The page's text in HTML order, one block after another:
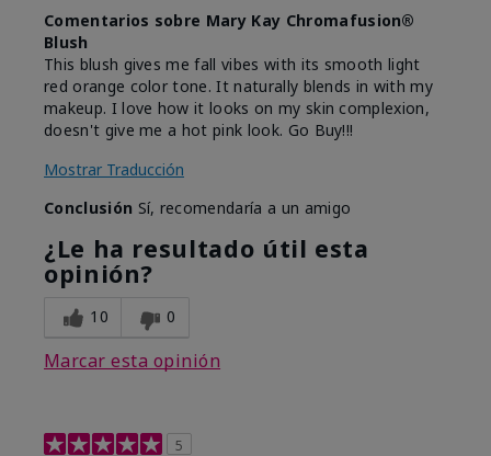
Comentarios sobre Mary Kay Chromafusion®
Blush
This blush gives me fall vibes with its smooth light
red orange color tone. It naturally blends in with my
makeup. I love how it looks on my skin complexion,
doesn't give me a hot pink look. Go Buy!!!
Mostrar Traducción
Conclusión Sí, recomendaría a un amigo
¿Le ha resultado útil esta
opinión?
10 0
Marcar esta opinión
5